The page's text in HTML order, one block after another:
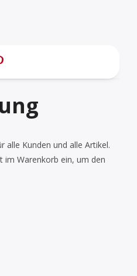
alle Kunden und alle Artikel.
im Warenkorb ein, um den